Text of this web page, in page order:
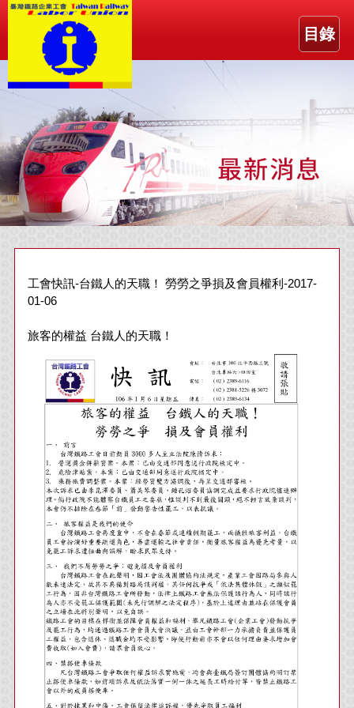
目錄
工會快訊-台鐵人的天職！ 勞勞之爭損及會員權利-2017-
01-06
旅客的權益 台鐵人的天職！